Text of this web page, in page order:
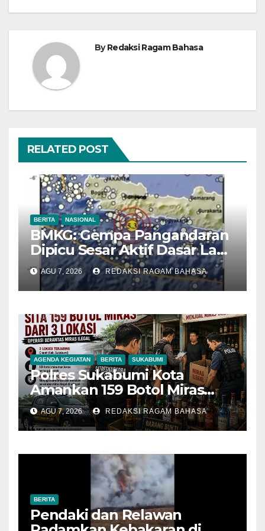
ByRedaksi Ragam Bahasa
RELATED POST
BERITA NASIONAL
BMKG: Gempa Pangandaran
Dipicu Sesar Aktif Dasar Laut,
Getarannya Terasa hingga
Sukabumi
AGU 7, 2026 REDAKSI RAGAM BAHASA
AGENDA KEGIATAN BERITA SUKABUMI
Polres Sukabumi Kota
Amankan 159 Botol Miras
Ilegal dari Tiga Lokasi dalam
Operasi Penyakit Masyarakat
AGU 7, 2026 REDAKSI RAGAM BAHASA
BERITA
Pendaki dan Relawan